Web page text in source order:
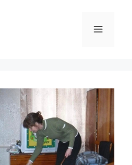
Menu